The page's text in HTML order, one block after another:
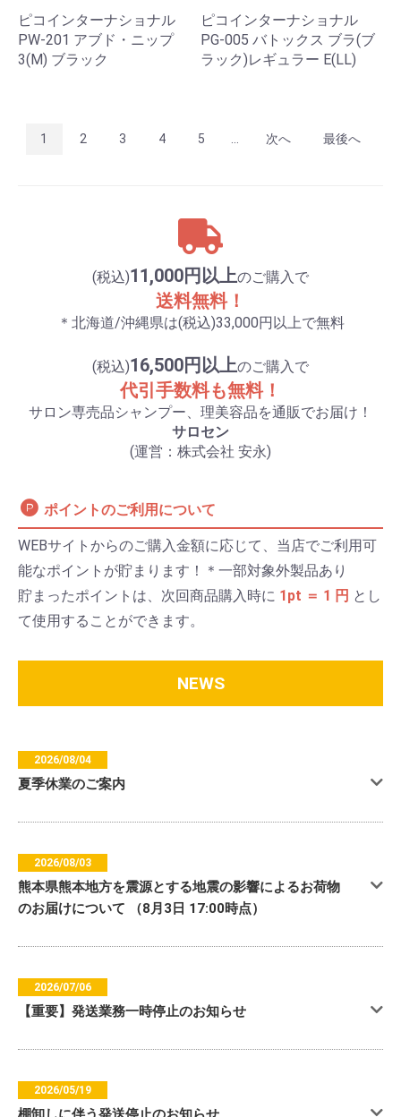
(税込)11,000円以上のご購入で
送料無料！
＊北海道/沖縄県は(税込)33,000円以上で無料
(税込)16,500円以上のご購入で
代引手数料も無料！
サロン専売品シャンプー、理美容品を通販でお届け！
サロセン
(運営：株式会社 安永)
ポイントのご利用について
WEBサイトからのご購入金額に応じて、当店でご利用可
能なポイントが貯まります！＊一部対象外製品あり
貯まったポイントは、次回商品購入時に 1pt ＝ 1 円 とし
て使用することができます。
NEWS
2026/08/04
夏季休業のご案内
2026/08/03
熊本県熊本地方を震源とする地震の影響によるお荷物
のお届けについて （8月3日 17:00時点）
2026/07/06
【重要】発送業務一時停止のお知らせ
2026/05/19
ピコインターナショナル
PW-201 アブド・ニップ
3(M) ブラック
ピコインターナショナル
PG-005 バトックス ブラ(ブ
ラック)レギュラー E(LL)
1 2 3 4 5 次へ 最後へ